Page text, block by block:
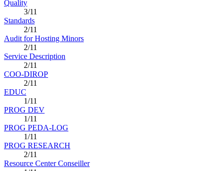
Quality
3/11
Standards
2/11
Audit for Hosting Minors
2/11
Service Description
2/11
COO-DIROP
2/11
EDUC
1/11
PROG DEV
1/11
PROG PEDA-LOG
1/11
PROG RESEARCH
2/11
Resource Center Conseiller